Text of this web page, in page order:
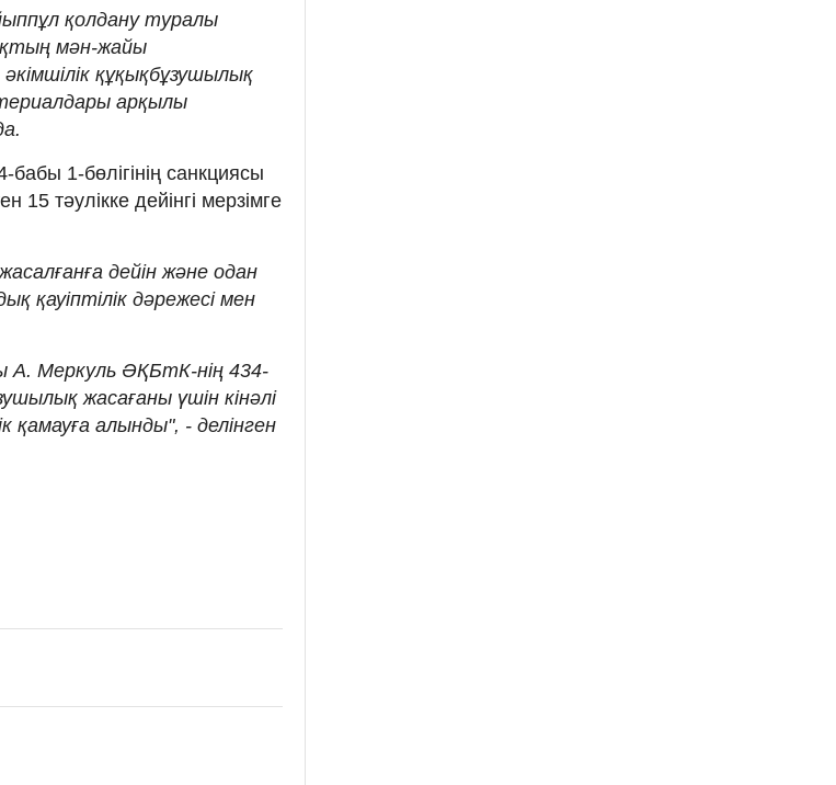
қолдану туралы
мән-жайы
құқықбұзушылық
арқылы
бабы 1-бөлігінің санкциясы
тәулікке дейінгі мерзімге
дейін және одан
қауіптілік дәрежесі мен
А. Меркуль ӘҚБтК-нің 434-
жасағаны үшін кінәлі
қамауға алынды", - делінген